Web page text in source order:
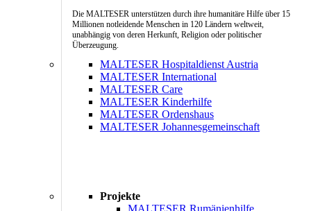
Die MALTESER unterstützen durch ihre humanitäre Hilfe über 15
Millionen notleidende Menschen in 120 Ländern weltweit,
unabhängig von deren Herkunft, Religion oder politischer
Überzeugung.
MALTESER Hospitaldienst Austria
MALTESER International
MALTESER Care
MALTESER Kinderhilfe
MALTESER Ordenshaus
MALTESER Johannesgemeinschaft
Projekte
MALTESER Rumänienhilfe